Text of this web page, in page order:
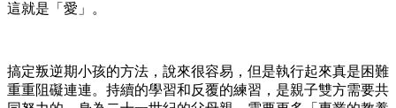
這就是「愛」。
搞定叛逆期小孩的方法，說來很容易，但是執行起來真是困難
重重阻礙連連。持續的學習和反覆的練習，是親子雙方需要共